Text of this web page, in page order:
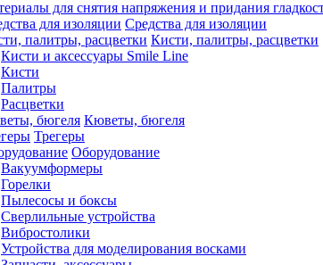
Средства для изоляции
Кисти, палитры, расцветки
Кисти и аксессуары Smile Line
Кисти
Палитры
Расцветки
Кюветы, бюгеля
Трегеры
Оборудование
Вакуумформеры
Горелки
Пылесосы и боксы
Сверлильные устройства
Вибростолики
Устройства для моделирования восками